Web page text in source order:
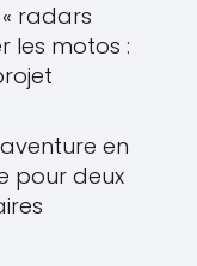
radars
les motos :
en
pour deux